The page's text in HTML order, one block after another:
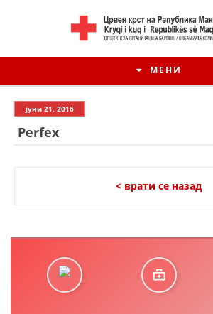
МЕНИ
јуни 21, 2016
Perfex
< врати се назад